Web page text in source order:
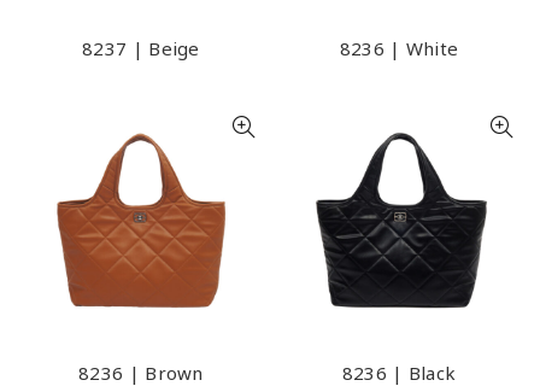
8237 | Beige 8236 | White
8236 | Brown 8236 | Black